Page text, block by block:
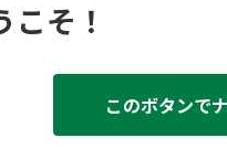
こそ！
このボタンで